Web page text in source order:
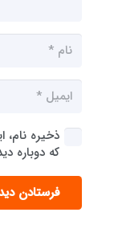
ذخیره
که دوباره
فرستادن